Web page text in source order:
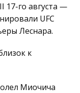
17-го августа —
UFC
Леснара.
к
Миочича